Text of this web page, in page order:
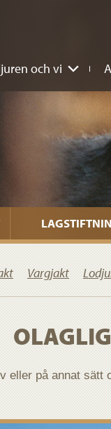
och vi
Vargjakt
eller på annat